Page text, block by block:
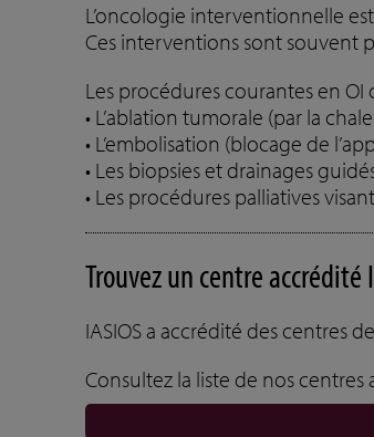
L’oncologie interventionnelle
Ces interventions sont souvent
Les procédures courantes en
• L’ablation tumorale (par la
• L’embolisation (blocage de
• Les biopsies et drainages
• Les procédures palliatives
Trouvez un centre accrédité
IASIOS a accrédité des centres
Consultez la liste de nos